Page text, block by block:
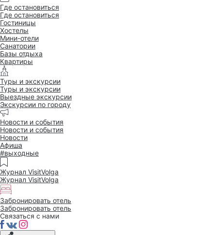
Где остановиться
Где остановиться
Гостиницы
Хостелы
Мини-отели
Санатории
Базы отдыха
Квартиры
Туры и экскурсии
Туры и экскурсии
Выездные экскурсии
Экскурсии по городу
Новости и события
Новости и события
Новости
Афиша
#выходные
Журнал VisitVolga
Журнал VisitVolga
Забронировать отель
Забронировать отель
Связаться с нами